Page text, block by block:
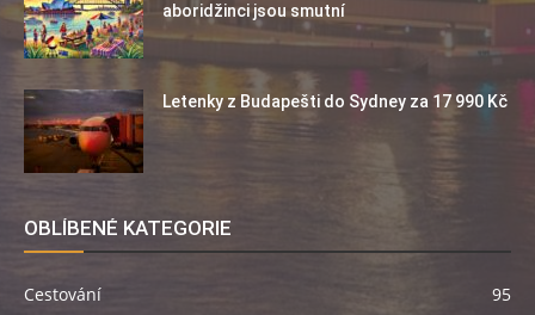
aboridžinci jsou smutní
Letenky z Budapešti do Sydney za 17 990 Kč
OBLÍBENÉ KATEGORIE
Cestování 95